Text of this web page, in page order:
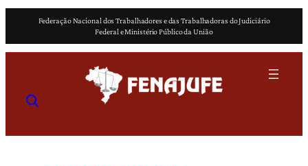
o
Federação Nacional dos Trabalhadores e das Trabalhadoras do Judiciário
Federal e Ministério Público da União